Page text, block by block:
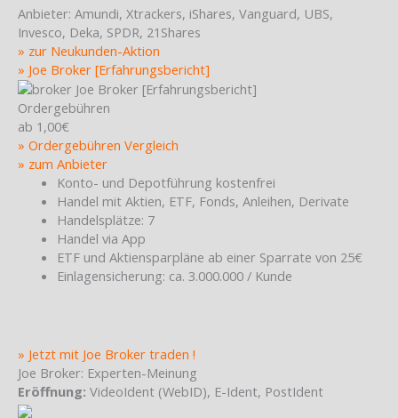
Anbieter: Amundi, Xtrackers, iShares, Vanguard, UBS,
Invesco, Deka, SPDR, 21Shares
» zur Neukunden-Aktion
» Joe Broker [Erfahrungsbericht]
Ordergebühren
ab 1,00€
» Ordergebühren Vergleich
» zum Anbieter
Konto- und Depotführung kostenfrei
Handel mit Aktien, ETF, Fonds, Anleihen, Derivate
Handelsplätze: 7
Handel via App
ETF und Aktiensparpläne ab einer Sparrate von 25€
Einlagensicherung: ca. 3.000.000 / Kunde
» Jetzt mit Joe Broker traden !
Joe Broker: Experten-Meinung
Eröffnung: VideoIdent (WebID), E-Ident, PostIdent